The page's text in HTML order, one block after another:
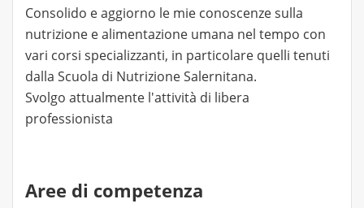
Consolido e aggiorno le mie conoscenze sulla
nutrizione e alimentazione umana nel tempo con
vari corsi specializzanti, in particolare quelli tenuti
dalla Scuola di Nutrizione Salernitana.
Svolgo attualmente l'attività di libera
professionista
Aree di competenza